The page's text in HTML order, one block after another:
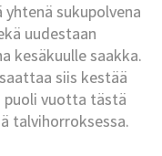
sukupolvena
uudestaan
kesäkuulle saakka.
siis kestää
puoli vuotta tästä
talvihorroksessa.